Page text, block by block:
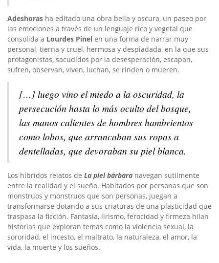
Adeshoras ha editado una obra bella y oscura, un paseo por
las emociones a través de un lenguaje rico y vegetal que
consolida a Lourdes Pinel en una forma de narrar muy
personal, tierna y cruel, hermosa y despiadada, en la que sus
protagonistas, sacudidos por la desesperación, escapan,
sufren, observan, viven, luchan, se rinden o mueren.
[…]luego vino el miedo a la oscuridad, la
persecución hasta lo más oculto del bosque,
las manos calientes de hombres hambrientos
como lobos, que arrancaban sus ropas a
dentelladas, que devoraban su piel blanca.
Los híbridos relatos de La piel bárbara navegan sutilmente
entre la realidad y el sueño. Habitados por personas que son
monstruos y monstruos que son personas, juegan a
transformarse dotando a sus criaturas de una plasticidad que
traspasa la ficción. Fantasía, lirismo, ferocidad y firmeza hilan
historias que exploran temas como la violencia sexual, la
sororidad, el incesto, el maltrato, la naturaleza, el amor, la
vida, la muerte y los sueños.